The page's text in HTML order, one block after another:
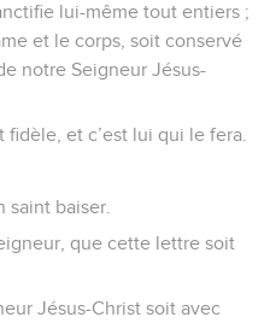
lui-même tout entiers ;
et le corps, soit conservé
notre Seigneur Jésus-
et c’est lui qui le fera.
saint baiser.
que cette lettre soit
Jésus-Christ soit avec